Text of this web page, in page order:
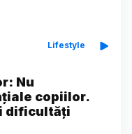
Lifestyle
Nu
copiilor.
dificultăți